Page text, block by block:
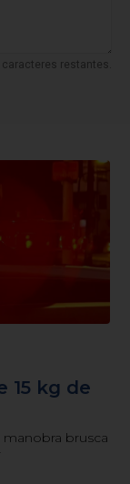
restantes.
15 kg de
brusca